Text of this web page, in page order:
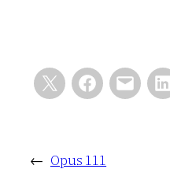
← Opus 111